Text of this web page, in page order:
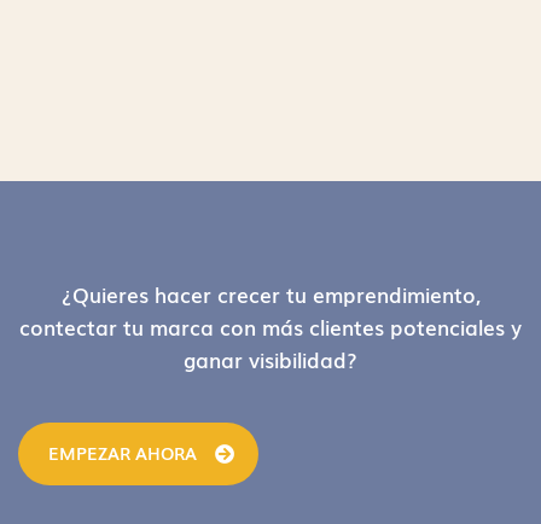
Footer¿Quieres hacer crecer tu emprendimiento,
contectar tu marca con más clientes potenciales y
ganar visibilidad?
EMPEZAR AHORA